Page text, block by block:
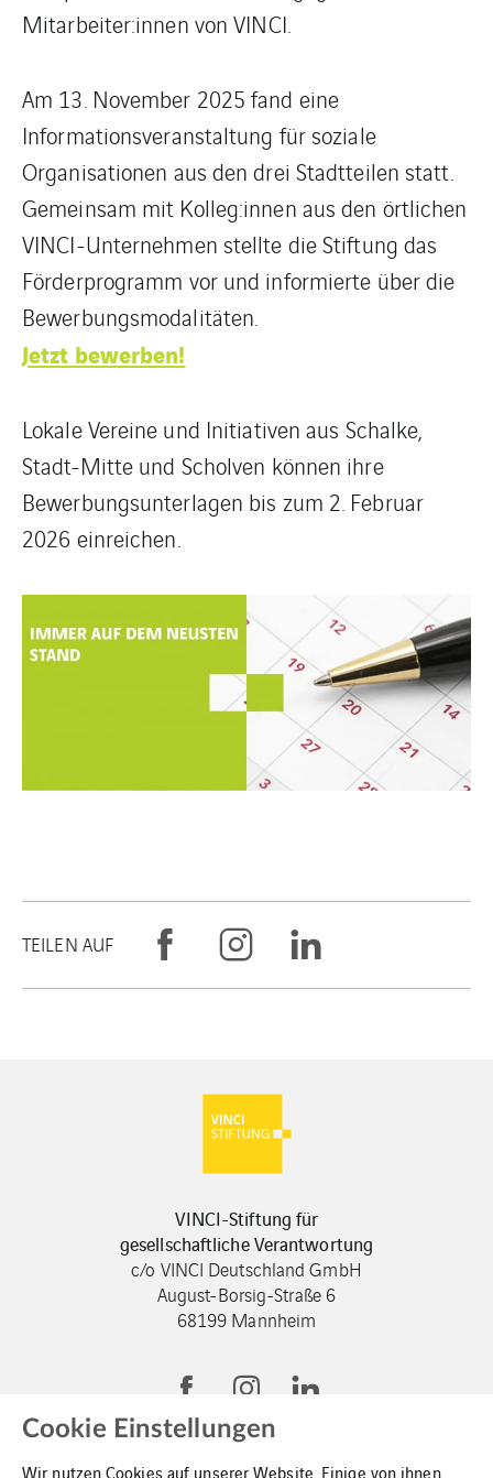
Mitarbeiter:innen von VINCI.
Am 13. November 2025 fand eine
Informationsveranstaltung für soziale
Organisationen aus den drei Stadtteilen statt.
Gemeinsam mit Kolleg:innen aus den örtlichen
VINCI-Unternehmen stellte die Stiftung das
Förderprogramm vor und informierte über die
Bewerbungsmodalitäten.
Jetzt bewerben!
Lokale Vereine und Initiativen aus Schalke,
Stadt-Mitte und Scholven können ihre
Bewerbungsunterlagen bis zum 2. Februar
2026 einreichen.
TEILEN AUF
VINCI-Stiftung für
gesellschaftliche Verantwortung
c/o VINCI Deutschland GmbH
August-Borsig-Straße 6
68199 Mannheim
Cookie Einstellungen
Wir nutzen Cookies auf unserer Website. Einige von ihnen